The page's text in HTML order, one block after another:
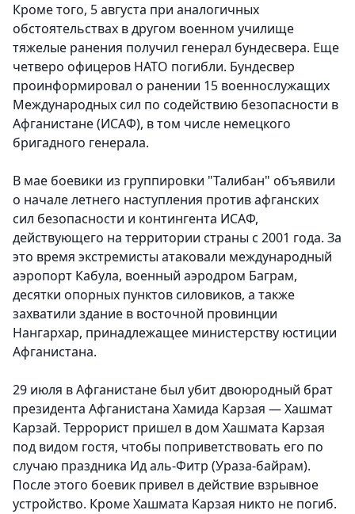
Кроме того, 5 августа при аналогичных
обстоятельствах в другом военном училище
тяжелые ранения получил генерал бундесвера. Еще
четверо офицеров НАТО погибли. Бундесвер
проинформировал о ранении 15 военнослужащих
Международных сил по содействию безопасности в
Афганистане (ИСАФ), в том числе немецкого
бригадного генерала.
В мае боевики из группировки "Талибан" объявили
о начале летнего наступления против афганских
сил безопасности и контингента ИСАФ,
действующего на территории страны с 2001 года. За
это время экстремисты атаковали международный
аэропорт Кабула, военный аэродром Баграм,
десятки опорных пунктов силовиков, а также
захватили здание в восточной провинции
Нангархар, принадлежащее министерству юстиции
Афганистана.
29 июля в Афганистане был убит двоюродный брат
президента Афганистана Хамида Карзая — Хашмат
Карзай. Террорист пришел в дом Хашмата Карзая
под видом гостя, чтобы поприветствовать его по
случаю праздника Ид аль-Фитр (Ураза-байрам).
После этого боевик привел в действие взрывное
устройство. Кроме Хашмата Карзая никто не погиб.